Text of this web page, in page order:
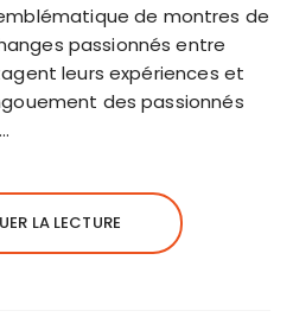
de montres de
passionnés entre
leurs expériences et
des passionnés
LA LECTURE